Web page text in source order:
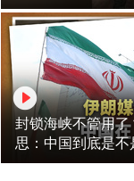
封锁海峡不管用
思：中国到底是